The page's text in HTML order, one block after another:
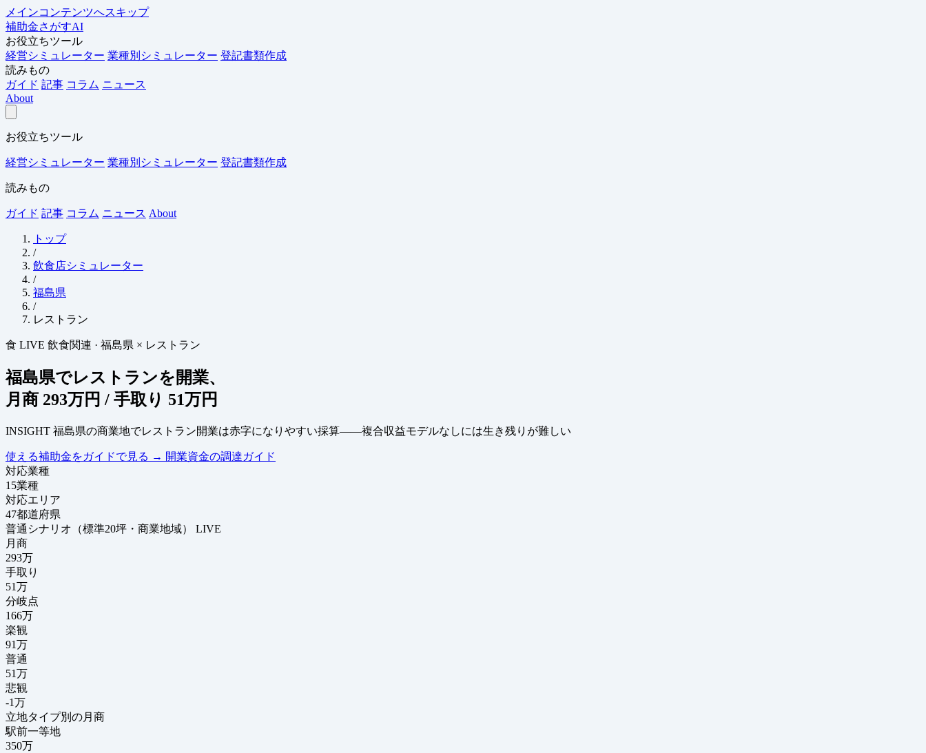
メインコンテンツへスキップ
補助金さがすAI
お役立ちツール
経営シミュレーター 業種別シミュレーター 登記書類作成
読みもの
ガイド 記事 コラム ニュース
About
お役立ちツール
経営シミュレーター 業種別シミュレーター 登記書類作成
読みもの
ガイド 記事 コラム ニュース About
トップ
/
飲食店シミュレーター
/
福島県
/
レストラン
食 LIVE 飲食関連 · 福島県 × レストラン
福島県でレストランを開業、
月商 293万円 / 手取り 51万円
INSIGHT 福島県の商業地でレストラン開業は赤字になりやすい採算——複合収益モデルなしには生き残りが難しい
使える補助金をガイドで見る → 開業資金の調達ガイド
対応業種
15業種
対応エリア
47都道府県
普通シナリオ（標準20坪・商業地域）
LIVE
月商
293万
手取り
51万
分岐点
166万
楽観
91万
普通
51万
悲観
-1万
立地タイプ別の月商
駅前一等地
350万